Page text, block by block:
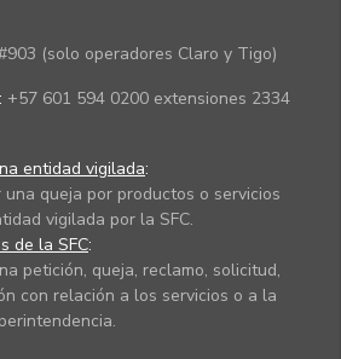
(solo operadores Claro y Tigo)
+57 601 594 0200 extensiones 2334
entidad vigilada:
queja por productos o servicios
vigilada por la SFC.
de la SFC:
petición, queja, reclamo, solicitud,
con relación a los servicios o a la